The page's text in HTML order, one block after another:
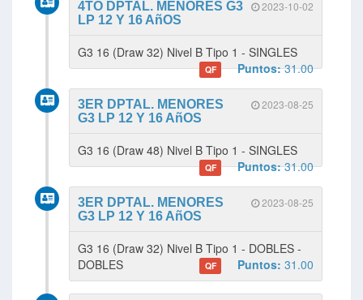
2023-10-02
4TO DPTAL. MENORES G3
LP 12 Y 16 AñOS
G3 16 (Draw 32) Nivel B Tipo 1 - SINGLES
QF Puntos:31.00
2023-08-25
3ER DPTAL. MENORES
G3 LP 12 Y 16 AñOS
G3 16 (Draw 48) Nivel B Tipo 1 - SINGLES
QF Puntos:31.00
2023-08-25
3ER DPTAL. MENORES
G3 LP 12 Y 16 AñOS
G3 16 (Draw 32) Nivel B Tipo 1 - DOBLES -
DOBLES
QF Puntos: 31.00